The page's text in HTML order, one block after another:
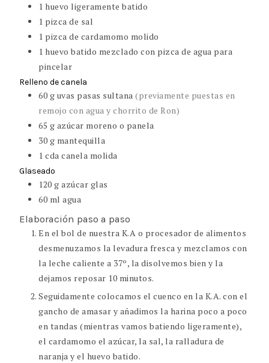
1 huevo ligeramente batido
1 pizca de sal
1 pizca de cardamomo molido
1 huevo batido mezclado con pizca de agua para
pincelar
Relleno de canela
60 g uvas pasas sultana(previamente puestas en
remojo con agua y chorrito de Ron)
65 g azúcar moreno o panela
30 g mantequilla
1 cda canela molida
Glaseado
120 g azúcar glas
60 ml agua
Elaboración paso a paso
En el bol de nuestra K.A o procesador de alimentos
desmenuzamos la levadura fresca y mezclamos con
la leche caliente a 37º, la disolvemos bien y la
dejamos reposar 10 minutos.
Seguidamente colocamos el cuenco en la K.A. con el
gancho de amasar y añadimos la harina poco a poco
en tandas (mientras vamos batiendo ligeramente),
el cardamomo el azúcar, la sal, la ralladura de
naranja y el huevo batido.